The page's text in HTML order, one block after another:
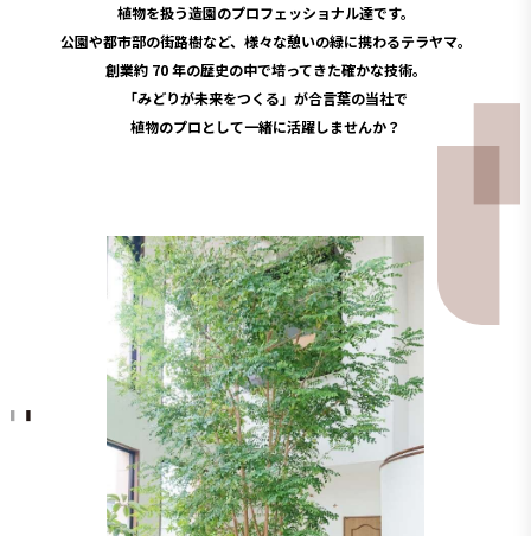
植物を扱う造園のプロフェッショナル達です。
公園や都市部の街路樹など、様々な憩いの緑に携わるテラヤマ。
創業約 70 年の歴史の中で培ってきた確かな技術。
「みどりが未来をつくる」が合言葉の当社で
植物のプロとして一緒に活躍しませんか？